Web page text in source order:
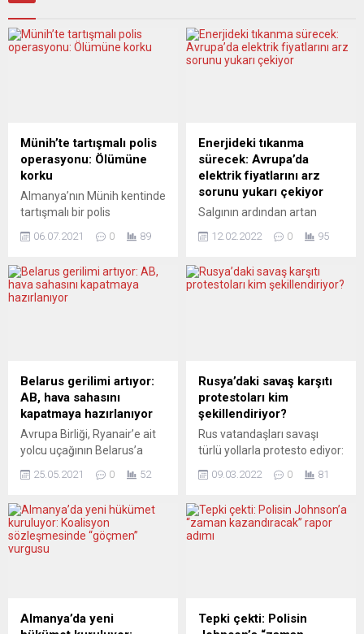
Münih’te tartışmalı polis
operasyonu: Ölümüne
korku
Almanya’nın Münih kentinde
tartışmalı bir polis
yaşındaki Fransız Jacques
boğazına diziyle bastıran
polise çok ciddi
bastırdı” dedi. Münih’teki
tartışmalı bir polis
operasyonunun yankıları
sürüyor. İsartor tramvay
istasyonunda Şubat 2020’de
meydana gelen olayda...
06.07.2021 0 89
Enerjideki tıkanma
sürecek: Avrupa’da
elektrik fiyatlarını arz
sorunu yukarı çekiyor
Salgının ardından artan
birlikte küresel bazda
bu yıl da sürdürmesi
bekleniyor. Başta gelişmiş
sürdürmeye devam
ederken, arz tarafında
görülen sıkıntılar, Avrupa’nın
enerji güvenliğine ilişkin
riskleri artırıyor. Avrupa
elektrik fiyatları, bölgenin
en...
12.02.2022 0 95
Belarus gerilimi artıyor:
AB, hava sahasını
kapatmaya hazırlanıyor
Avrupa Birliği, Ryanair’e ait
yolcu uçağının Belarus’a
indirilmesi ve uçaktaki bir
gazetecinin gözaltına
alınmasını kınayarak, yeni
yaptırımlar uygulanması ve
kullandırmama kararı aldı.
İngiltere Belarus
25.05.2021 0 52
Rusya’daki savaş karşıtı
protestoları kim
şekillendiriyor?
Rus vatandaşları savaşı
türlü yollarla protesto ediyor:
gösterilerinde şiddet
bildiriler imzalıyorlar, kültür
sektörü çalışanları kamu
ediyor. Yorumcular, farklı
aktörlerin oynadığı rolü ve
09.03.2022 0 81
Almanya’da yeni
Tepki çekti: Polisin